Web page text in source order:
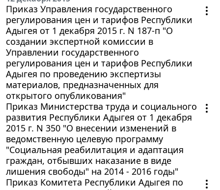
Приказ Управления государственного
регулирования цен и тарифов Республики
Адыгея от 1 декабря 2015 г. N 187-п "О
создании экспертной комиссии в
Управлении государственного
регулирования цен и тарифов Республики
Адыгея по проведению экспертизы
материалов, предназначенных для
открытого опубликования"
Приказ Министерства труда и социального
развития Республики Адыгея от 1 декабря
2015 г. N 350 "О внесении изменений в
ведомственную целевую программу
"Социальная реабилитация и адаптация
граждан, отбывших наказание в виде
лишения свободы" на 2014 - 2016 годы"
Приказ Комитета Республики Адыгея по